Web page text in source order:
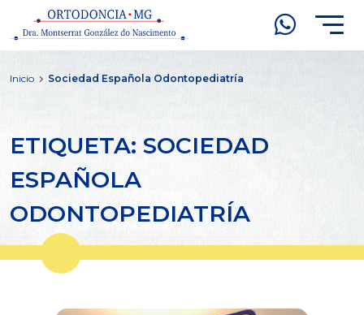
Inicio Sociedad Española Odontopediatría
ETIQUETA: SOCIEDAD
ESPAÑOLA
ODONTOPEDIATRÍA